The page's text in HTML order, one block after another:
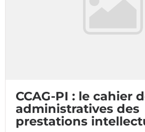
CCAG-PI : le cahier
administratives des
prestations